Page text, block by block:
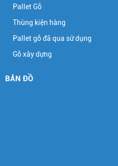
Pallet Gỗ
Thùng kiện hàng
Pallet gỗ đã qua sử dụng
Gỗ xây dựng
BẢN ĐỒ